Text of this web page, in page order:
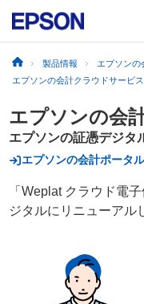
製品情報
エプソンの
エプソンの会計クラウドサービス
エプソンの会
エプソンの証憑デジタ
エプソンの会計ポータ
「Weplat クラウド電
ジタルにリニューアル